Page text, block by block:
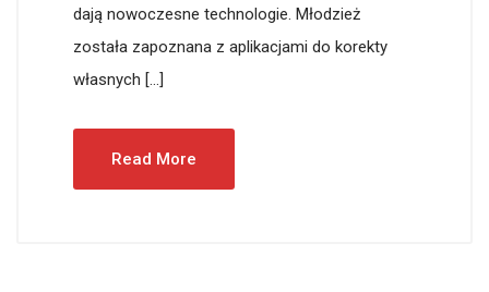
dają nowoczesne technologie. Młodzież
została zapoznana z aplikacjami do korekty
własnych […]
Read More